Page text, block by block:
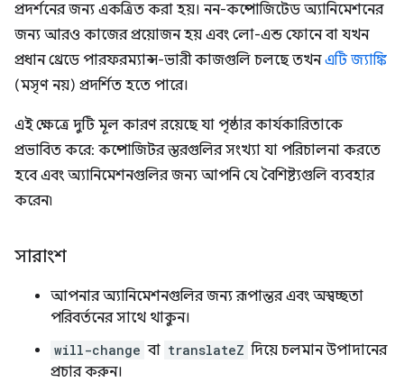
প্রদর্শনের জন্য একত্রিত করা হয়। নন-কম্পোজিটেড অ্যানিমেশনের
জন্য আরও কাজের প্রয়োজন হয় এবং লো-এন্ড ফোনে বা যখন
প্রধান থ্রেডে পারফরম্যান্স-ভারী কাজগুলি চলছে তখনএটি জ্যাঙ্কি
(মসৃণ নয়) প্রদর্শিত হতে পারে।
এই ক্ষেত্রে দুটি মূল কারণ রয়েছে যা পৃষ্ঠার কার্যকারিতাকে
প্রভাবিত করে: কম্পোজিটর স্তরগুলির সংখ্যা যা পরিচালনা করতে
হবে এবং অ্যানিমেশনগুলির জন্য আপনি যে বৈশিষ্ট্যগুলি ব্যবহার
করেন৷
সারাংশ
আপনার অ্যানিমেশনগুলির জন্য রূপান্তর এবং অস্বচ্ছতা
পরিবর্তনের সাথে থাকুন।
will-change বা translateZ দিয়ে চলমান উপাদানের
প্রচার করুন।